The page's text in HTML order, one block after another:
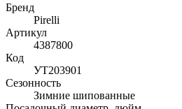
Бренд
Pirelli
Артикул
4387800
Код
УТ203901
Сезонность
Зимние шипованные